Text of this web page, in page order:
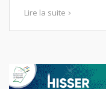
Lire la suite